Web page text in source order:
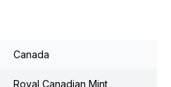
Canada
Royal Canadian Mint